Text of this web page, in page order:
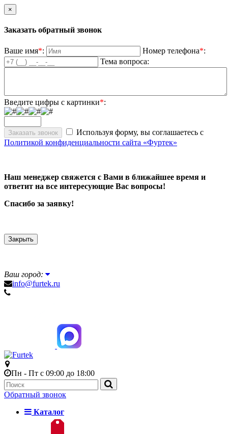
×
Заказать обратный звонок
Ваше имя*: Номер телефона*:
Тема вопроса:
Введите цифры с картинки*:
Используя форму, вы соглашаетесь с
Политикой конфиденциальности сайта «Фуртек»
Наш менеджер свяжется с Вами в ближайшее время и
ответит на все интересующие Вас вопросы!
Спасибо за заявку!
Закрыть
Ваш город:
info@furtek.ru
Пн - Пт с 09:00 до 18:00
Обратный звонок
Каталог